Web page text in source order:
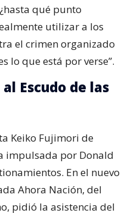
qué punto
utilizar a los
el crimen organizado
lo que está por verse”.
Escudo de las
Keiko Fujimori de
impulsada por Donald
En el nuevo
Ahora Nación, del
pidió la asistencia del